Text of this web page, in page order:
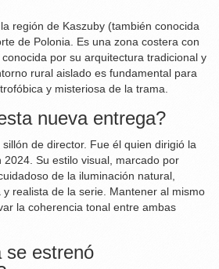
región de Kaszuby (también conocida
de Polonia. Es una zona costera con
por su arquitectura tradicional y
rural aislado es fundamental para
y misteriosa de la trama.
nueva entrega?
de director. Fue él quien dirigió la
Su estilo visual, marcado por
de la iluminación natural,
realista de la serie. Mantener al mismo
la coherencia tonal entre ambas
se estrenó